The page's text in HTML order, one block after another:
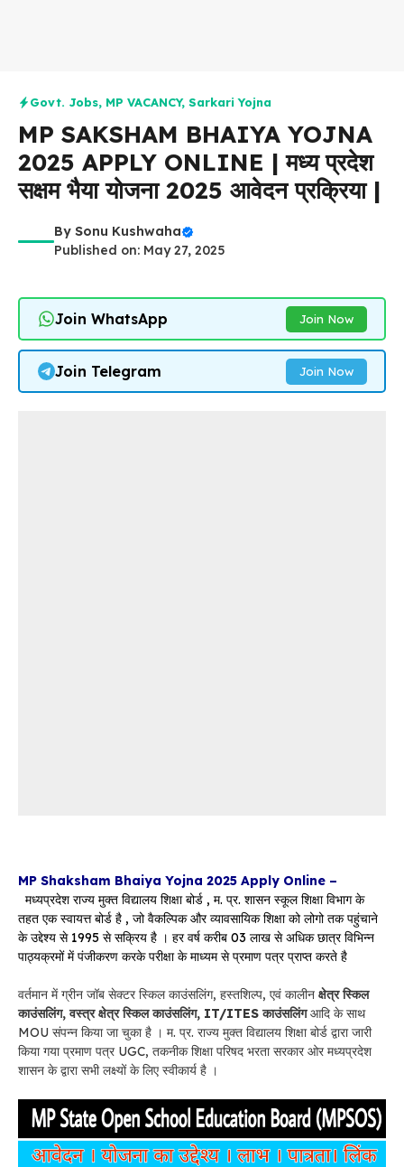
Govt. Jobs, MP VACANCY, Sarkari Yojna
MP SAKSHAM BHAIYA YOJNA
2025 APPLY ONLINE | मध्य प्रदेश
सक्षम भैया योजना 2025 आवेदन प्रक्रिया |
By Sonu Kushwaha
Published on: May 27, 2025
Join WhatsApp Join Now
Join Telegram Join Now
MP Shaksham Bhaiya Yojna 2025 Apply Online –
मध्यप्रदेश राज्य मुक्त विद्यालय शिक्षा बोर्ड , म. प्र. शासन स्कूल शिक्षा विभाग के
तहत एक स्वायत्त बोर्ड है , जो वैकल्पिक और व्यावसायिक शिक्षा को लोगो तक पहुंचाने
के उद्देश्य से 1995 से सक्रिय है । हर वर्ष करीब 03 लाख से अधिक छात्र विभिन्न
पाठ्यक्रमों में पंजीकरण करके परीक्षा के माध्यम से प्रमाण पत्र प्राप्त करते है
वर्तमान में ग्रीन जॉब सेक्टर स्किल काउंसलिंग, हस्तशिल्प, एवं कालीन क्षेत्र स्किल
काउंसलिंग, वस्त्र क्षेत्र स्किल काउंसलिंग, IT/ITES काउंसलिंगआदि के साथ
MOU संपन्न किया जा चुका है । म. प्र. राज्य मुक्त विद्यालय शिक्षा बोर्ड द्वारा जारी
किया गया प्रमाण पत्र UGC, तकनीक शिक्षा परिषद भरता सरकार ओर मध्यप्रदेश
शासन के द्वारा सभी लक्ष्यों के लिए स्वीकार्य है ।